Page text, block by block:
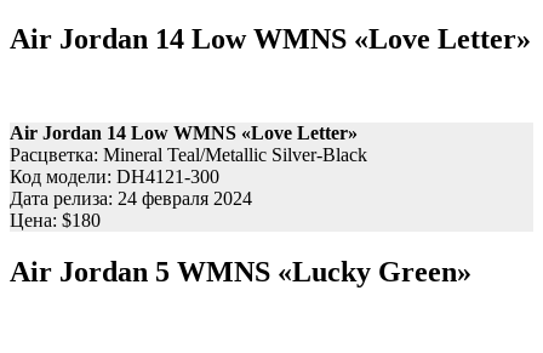
Air Jordan 14 Low WMNS «Love Letter»
Air Jordan 14 Low WMNS «Love Letter»
Расцветка: Mineral Teal/Metallic Silver-Black
Код модели: DH4121-300
Дата релиза: 24 февраля 2024
Цена: $180
Air Jordan 5 WMNS «Lucky Green»